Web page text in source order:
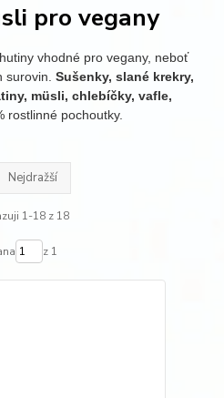
pro vegany
vhodné pro vegany, neboť
surovin.Sušenky, slané krekry,
müsli, chlebíčky, vafle,
rostlinné pochoutky.
Nejdražší
1-18 z 18
z 1